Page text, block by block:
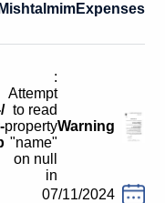
English
MishtalmimExpenses
Warning
:
Attempt
to read
property
"name"
on null
in
07/11/2024